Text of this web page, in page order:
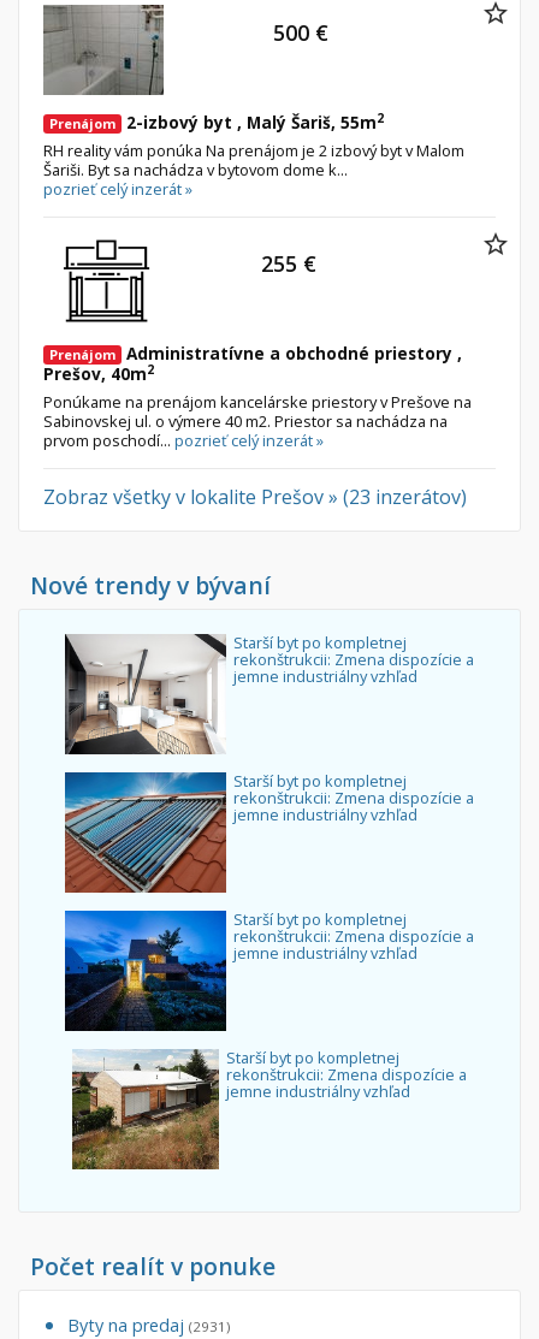
Prenájom 2-izbový byt , Malý Šariš, 55m2
RH reality vám ponúka Na prenájom je 2 izbový byt v Malom
Šariši. Byt sa nachádza v bytovom dome k...
pozrieť celý inzerát »
500 €
Prenájom Administratívne a obchodné priestory ,
Prešov, 40m2
Ponúkame na prenájom kancelárske priestory v Prešove na
Sabinovskej ul. o výmere 40 m2. Priestor sa nachádza na
prvom poschodí... pozrieť celý inzerát »
255 €
Zobraz všetky v lokalite Prešov » (23 inzerátov)
Nové trendy v bývaní
Starší byt po kompletnej
rekonštrukcii: Zmena dispozície a
jemne industriálny vzhľad
Starší byt po kompletnej
rekonštrukcii: Zmena dispozície a
jemne industriálny vzhľad
Starší byt po kompletnej
rekonštrukcii: Zmena dispozície a
jemne industriálny vzhľad
Starší byt po kompletnej
rekonštrukcii: Zmena dispozície a
jemne industriálny vzhľad
Počet realít v ponuke
Byty na predaj (2931)